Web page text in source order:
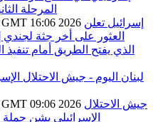
الإثنين ,26 كانون الثاني / يناير GMT 16:06 2026 إسرائيل تعلن
العثور على أخر جثة
الذي يفتح الطريق أمام
الإثنين ,26 كانون الثاني / يناير GMT 09:06 2026 جيش الاحتلال
الإسرائيلي يشن